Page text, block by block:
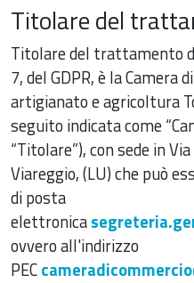
Titolare del
Titolare del trattamento
7, del GDPR, è la Camera
artigianato e agricoltura
seguito indicata come
“Titolare”), con sede in
Viareggio, (LU) che può
di posta
elettronica
ovvero all'indirizzo
PEC